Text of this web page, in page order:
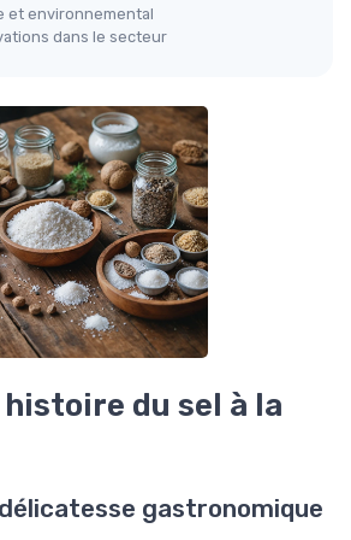
et environnemental
dans le secteur
du sel à la
gastronomique